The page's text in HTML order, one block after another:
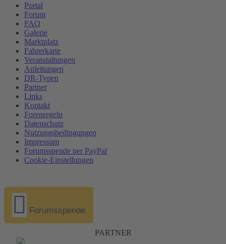
Portal
Forum
FAQ
Galerie
Marktplatz
Fahrerkarte
Veranstaltungen
Anleitungen
DR-Typen
Partner
Links
Kontakt
Forenregeln
Datenschutz
Nutzungsbedingungen
Impressum
Forumsspende per PayPal
Cookie-Einstellungen
Forumsspende
PARTNER